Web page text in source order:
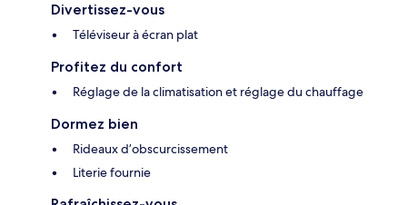
Divertissez-vous
Téléviseur à écran plat
Profitez du confort
Réglage de la climatisation et réglage du chauffage
Dormez bien
Rideaux d’obscurcissement
Literie fournie